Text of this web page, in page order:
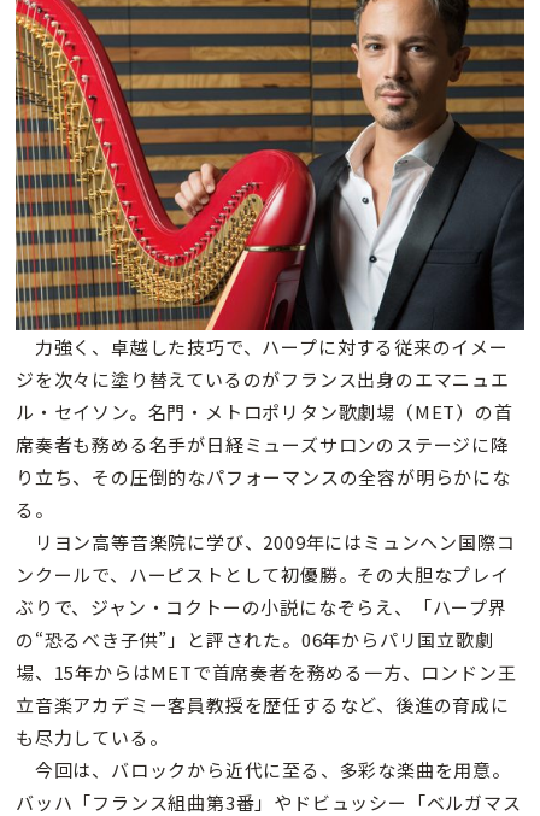
力強く、卓越した技巧で、ハープに対する従来のイメー
ジを次々に塗り替えているのがフランス出身のエマニュエ
ル・セイソン。名門・メトロポリタン歌劇場（MET）の首
席奏者も務める名手が日経ミューズサロンのステージに降
り立ち、その圧倒的なパフォーマンスの全容が明らかにな
る。
リヨン高等音楽院に学び、2009年にはミュンヘン国際コ
ンクールで、ハーピストとして初優勝。その大胆なプレイ
ぶりで、ジャン・コクトーの小説になぞらえ、「ハープ界
の“恐るべき子供”」と評された。06年からパリ国立歌劇
場、15年からはMETで首席奏者を務める一方、ロンドン王
立音楽アカデミー客員教授を歴任するなど、後進の育成に
も尽力している。
今回は、バロックから近代に至る、多彩な楽曲を用意。
バッハ「フランス組曲第3番」やドビュッシー「ベルガマス